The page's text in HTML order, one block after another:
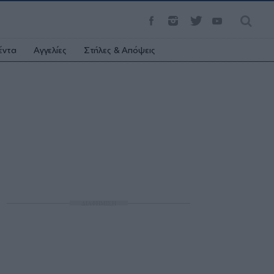
Αγγελίες Στήλες & Απόψεις